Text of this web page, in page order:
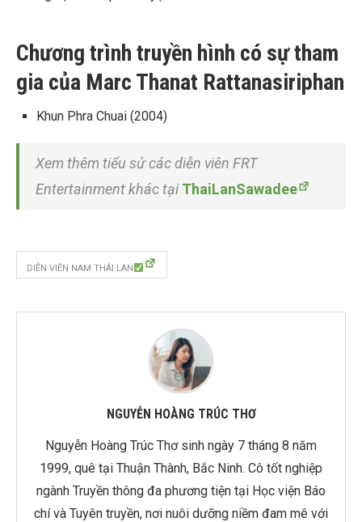
Chương trình truyền hình có sự tham
gia của Marc Thanat Rattanasiriphan
Khun Phra Chuai (2004)
Xem thêm tiểu sử các diễn viên FRT
Entertainment khác tại ThaiLanSawadee
DIỄN VIÊN NAM THÁI LAN
NGUYỄN HOÀNG TRÚC THƠ
Nguyễn Hoàng Trúc Thơ sinh ngày 7 tháng 8 năm
1999, quê tại Thuận Thành, Bắc Ninh. Cô tốt nghiệp
ngành Truyền thông đa phương tiện tại Học viện Báo
chí và Tuyên truyền, nơi nuôi dưỡng niềm đam mê với